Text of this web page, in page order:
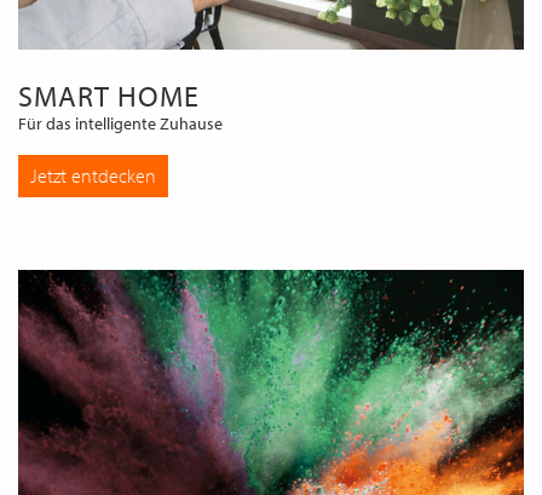
SMART HOME
Für das intelligente Zuhause
Jetzt entdecken